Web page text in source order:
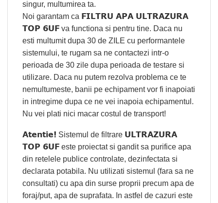
singur, multumirea ta.
Noi garantam ca FILTRU APA ULTRAZURA
TOP 6UF va functiona si pentru tine. Daca nu
esti multumit dupa 30 de ZILE cu performantele
sistemului, te rugam sa ne contactezi intr-o
perioada de 30 zile dupa perioada de testare si
utilizare. Daca nu putem rezolva problema ce te
nemultumeste, banii pe echipament vor fi inapoiati
in intregime dupa ce ne vei inapoia echipamentul.
Nu vei plati nici macar costul de transport!
Atentie! Sistemul de filtrare ULTRAZURA
TOP 6UF este proiectat si gandit sa purifice apa
din retelele publice controlate, dezinfectata si
declarata potabila. Nu utilizati sistemul (fara sa ne
consultati) cu apa din surse proprii precum apa de
foraj/put, apa de suprafata. In astfel de cazuri este